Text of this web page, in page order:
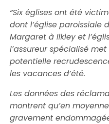
“Six églises ont été
dont l’église paroissiale
Margaret à Ilkley et
l’assureur spécialisé
potentielle
les vacances d’été.
Les données des
montrent qu’en
gravement